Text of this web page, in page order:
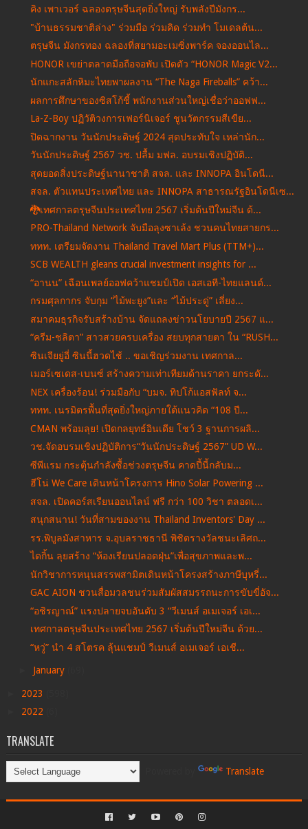
คิง เพาเวอร์ ฉลองตรุษจีนสุดยิ่งใหญ่ รับพลังปีมังกร...
"บ้านธรรมชาติล่าง" ร่วมมือ ร่วมคิด ร่วมทำ โมเดลต้น...
ตรุษจีน มังกรทอง ฉลองที่สยามอะเมซิ่งพาร์ค จองออนไล...
HONOR เขย่าตลาดมือถือจอพับ เปิดตัว “HONOR Magic V2...
นักแกะสลักหิมะไทยพาผลงาน “The Naga Fireballs” คว้า...
ผลการศึกษาของซิสโก้ชี้ พนักงานส่วนใหญ่เชื่อว่าออฟฟ...
La-Z-Boy ปฏิวัติวงการเฟอร์นิเจอร์ ชูนวัตกรรมสีเขีย...
ปิดฉากงาน วันนักประดิษฐ์ 2024 สุดประทับใจ เหล่านัก...
วันนักประดิษฐ์ 2567 วช. ปลื้ม มฟล. อบรมเชิงปฏิบัติ...
สุดยอดสิ่งประดิษฐ์นานาชาติ สจล. และ INNOPA อินโดนี...
สจล. ตัวแทนประเทศไทย และ INNOPA สาธารณรัฐอินโดนีเซ...
🐉เทศกาลตรุษจีนประเทศไทย 2567 เริ่มต้นปีใหม่จีน ด้...
PRO-Thailand Network จับมือลุงซาเล้ง ชวนคนไทยสายกร...
ททท. เตรียมจัดงาน Thailand Travel Mart Plus (TTM+)...
SCB WEALTH gleans crucial investment insights for ...
“อานน” เฉือนเพลย์ออฟคว้าแชมป์เปิด เอสเอที-ไทยแลนด์...
กรมศุลกากร จับกุม “ไม้พะยูง”และ “ไม้ประดู่” เลี่ยง...
สมาคมธุรกิจรับสร้างบ้าน จัดแถลงข่าวนโยบายปี 2567 แ...
“ครีม-ชลิตา” สาวสวยครบเครื่อง สยบทุกสายตา ใน “RUSH...
ซินเจียยู่อี่ ซินนี้ฮวดไช้ .. ขอเชิญร่วมงาน เทศกาล...
เมอร์เซเดส-เบนซ์ สร้างความเท่าเทียมด้านราคา ยกระดั...
NEX เครื่องร้อน! ร่วมมือกับ “บมจ. ทิปโก้แอสฟัลท์ จ...
ททท. เนรมิตรพื้นที่สุดยิ่งใหญ่ภายใต้แนวคิด “108 ปี...
CMAN พร้อมลุย! เปิดกลยุทธ์อินเดีย โชว์ 3 ฐานการผลิ...
วช.จัดอบรมเชิงปฏิบัติการ“วันนักประดิษฐ์ 2567” UD W...
ซีพีแรม กระตุ้นกำลังซื้อช่วงตรุษจีน คาดปี้นี้กลับม...
ฮีโน่ We Care เดินหน้าโครงการ Hino Solar Powering ...
สจล. เปิดคอร์สเรียนออนไลน์ ฟรี กว่า 100 วิชา ตลอดเ...
สนุกสนาน! วันที่สามของงาน Thailand Inventors' Day ...
รร.พิบูลมังสาหาร จ.อุบลราชธานี พิชิตรางวัลชนะเลิศถ...
ไดกิ้น ลุยสร้าง “ห้องเรียนปลอดฝุ่น”เพื่อสุขภาพและพ...
นักวิชาการหนุนสรรพสามิตเดินหน้าโครงสร้างภาษีบุหรี่...
GAC AION ชวนสื่อมวลชนร่วมสัมผัสสมรรถนะการขับขี่อัจ...
“อชิรญาณ์” แรงปลายจบอันดับ 3 “วีเมนส์ อเมเจอร์ เอเ...
เทศกาลตรุษจีนประเทศไทย 2567 เริ่มต้นปีใหม่จีน ด้วย...
“หวู่” นำ 4 สโตรค ลุ้นแชมป์ วีเมนส์ อเมเจอร์ เอเชี...
January
2023
2022
TRANSLATE
Translate